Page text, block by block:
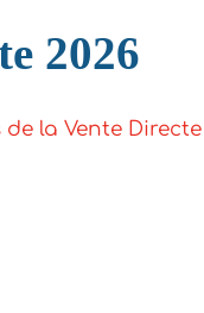
2026
la Vente Directe